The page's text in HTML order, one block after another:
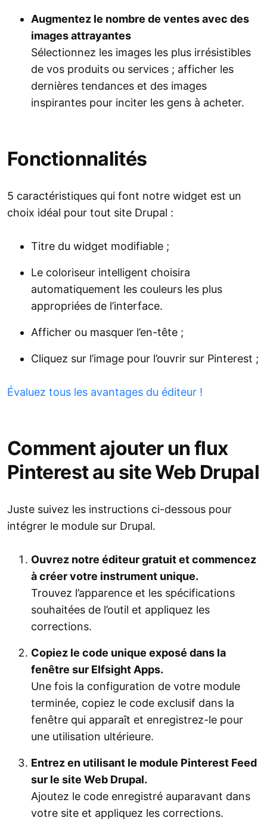
Augmentez le nombre de ventes avec des
images attrayantes
Sélectionnez les images les plus irrésistibles
de vos produits ou services ; afficher les
dernières tendances et des images
inspirantes pour inciter les gens à acheter.
Fonctionnalités
5 caractéristiques qui font notre widget est un
choix idéal pour tout site Drupal :
Titre du widget modifiable ;
Le coloriseur intelligent choisira
automatiquement les couleurs les plus
appropriées de l’interface.
Afficher ou masquer l’en-tête ;
Cliquez sur l’image pour l’ouvrir sur Pinterest ;
Évaluez tous les avantages du éditeur !
Comment ajouter un flux
Pinterest au site Web Drupal
Juste suivez les instructions ci-dessous pour
intégrer le module sur Drupal.
Ouvrez notre éditeur gratuit et commencez
à créer votre instrument unique.
Trouvez l’apparence et les spécifications
souhaitées de l’outil et appliquez les
corrections.
Copiez le code unique exposé dans la
fenêtre sur Elfsight Apps.
Une fois la configuration de votre module
terminée, copiez le code exclusif dans la
fenêtre qui apparaît et enregistrez-le pour
une utilisation ultérieure.
Entrez en utilisant le module Pinterest Feed
sur le site Web Drupal.
Ajoutez le code enregistré auparavant dans
votre site et appliquez les corrections.